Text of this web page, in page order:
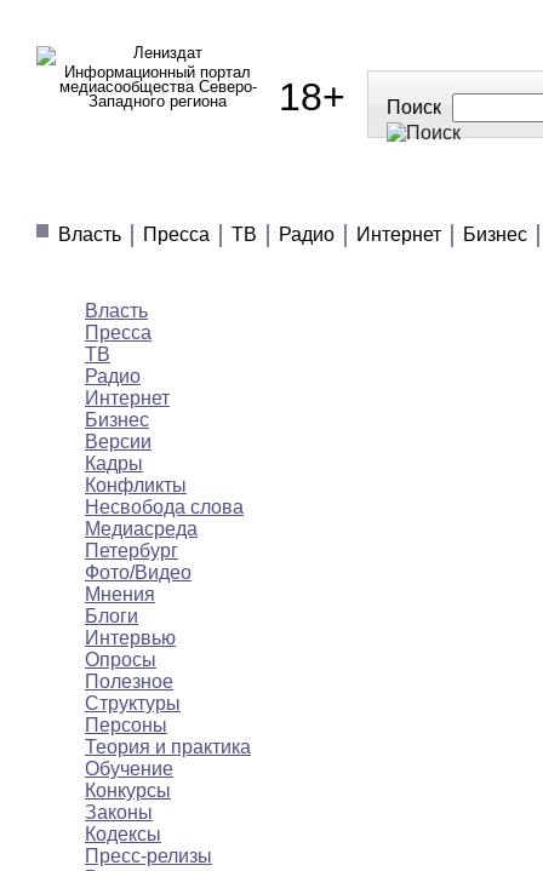
Информационный портал
медиасообщества Северо-
Западного региона
18+ Поиск
Власть
Пресса ТВ Радио Интернет Бизнес
Власть
Пресса
ТВ
Радио
Интернет
Бизнес
Версии
Кадры
Конфликты
Несвобода слова
Медиасреда
Петербург
Фото/Видео
Мнения
Блоги
Интервью
Опросы
Полезное
Структуры
Персоны
Теория и практика
Обучение
Конкурсы
Законы
Кодексы
Пресс-релизы